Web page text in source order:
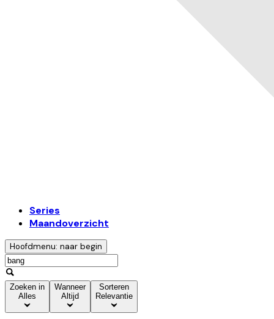
Series
Maandoverzicht
Hoofdmenu: naar begin
Zoeken in
Alles
Wanneer
Altijd
Sorteren
Relevantie